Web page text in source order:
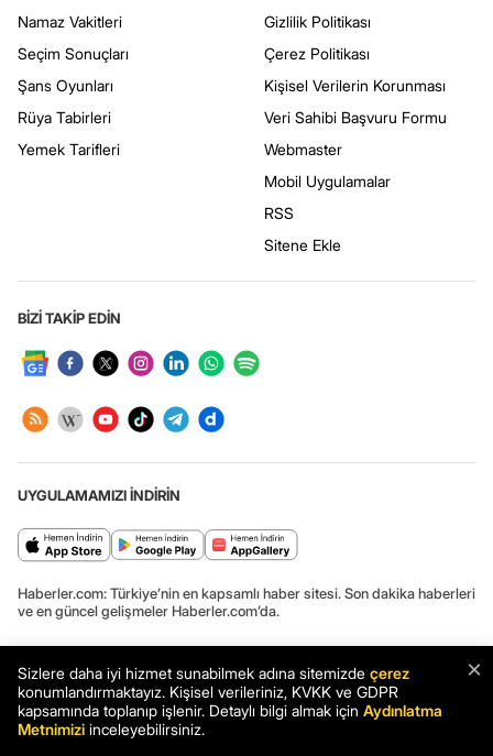
Namaz Vakitleri
Seçim Sonuçları
Şans Oyunları
Rüya Tabirleri
Yemek Tarifleri
Gizlilik Politikası
Çerez Politikası
Kişisel Verilerin Korunması
Veri Sahibi Başvuru Formu
Webmaster
Mobil Uygulamalar
RSS
Sitene Ekle
BİZİ TAKİP EDİN
UYGULAMAMIZI İNDİRİN
Haberler.com: Türkiye’nin en kapsamlı haber sitesi. Son dakika haberleri
ve en güncel gelişmeler Haberler.com’da.
Haber: Türkiye'nin ilk güzellik kraliçesi Gelengül Melek Erman hayatını
kaybetti - Haberler
HaberSon Dakika
×
Sizlere daha iyi hizmet sunabilmek adına sitemizde çerez
konumlandırmaktayız. Kişisel verileriniz, KVKK ve GDPR
kapsamında toplanıp işlenir. Detaylı bilgi almak için Aydınlatma
Metnimizi inceleyebilirsiniz.